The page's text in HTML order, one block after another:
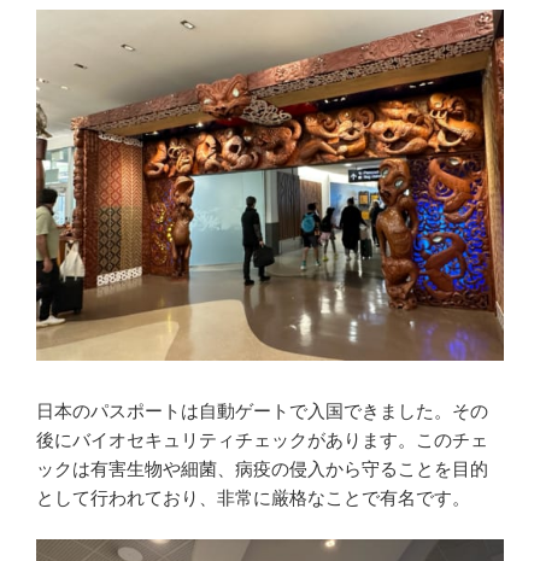
日本のパスポートは自動ゲートで入国できました。その
後にバイオセキュリティチェックがあります。このチェ
ックは有害生物や細菌、病疫の侵入から守ることを目的
として行われており、非常に厳格なことで有名です。